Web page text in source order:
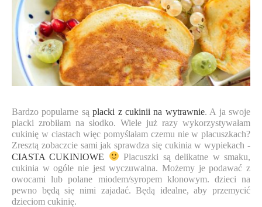
Bardzo popularne sąplacki z cukinii na wytrawnie. A ja swoje
placki zrobiłam na słodko. Wiele już razy wykorzystywałam
cukinię w ciastach więc pomyślałam czemu nie w placuszkach?
Zresztą zobaczcie sami jak sprawdza się cukinia w wypiekach -
CIASTA CUKINIOWE
Placuszki są delikatne w smaku,
cukinia w ogóle nie jest wyczuwalna. Możemy je podawać z
owocami lub polane miodem/syropem klonowym. dzieci na
pewno będą się nimi zajadać. Będą idealne, aby przemycić
dzieciom cukinię.